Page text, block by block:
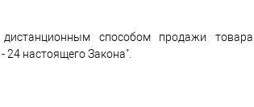
способом продажи товара
настоящего Закона".